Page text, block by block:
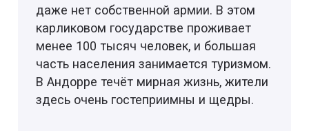
даже нет собственной армии. В этом
карликовом государстве проживает
менее 100 тысяч человек, и большая
часть населения занимается туризмом.
В Андорре течёт мирная жизнь, жители
здесь очень гостеприимны и щедры.